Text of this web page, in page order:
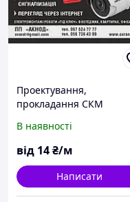
Проектування,
прокладання СКМ
В наявності
від 14₴/м
Написати